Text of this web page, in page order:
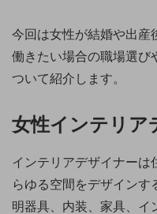
今回は女性が結婚や出産
働きたい場合の職場選び
ついて紹介します。
女性インテリア
インテリアデザイナーは
らゆる空間をデザインす
明器具、内装、家具、イ